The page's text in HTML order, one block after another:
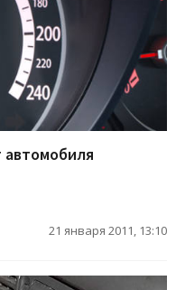
автомобиля
21 января 2011, 13:10